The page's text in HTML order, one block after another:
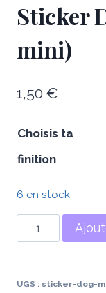
Sticker
mini)
1,50 €
Choisis ta
finition
6 en stock
quantité
de
Dog
UGS : sticker-dog-